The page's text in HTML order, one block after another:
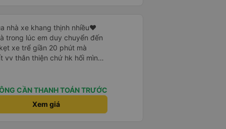
nhà xe khang thịnh nhiều❤️
trong lúc em duy chuyển đến
xe trể giần 20 phút mà
vv thân thiện chứ hk hối mình
xe dùng tới 3 trạm dùng chân
ở cây xăng .và 1 trạm. Dùng
ở cây xăng để xe nộp nhiên
CẦN THANH TOÁN TRƯỚC
Xem giá